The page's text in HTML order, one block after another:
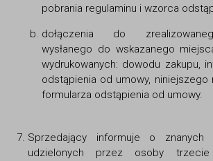
pobrania regulaminu i wzorca
dołączenia do
wysłanego do wskazanego
wydrukowanych: dowodu zakupu,
odstąpienia od umowy, niniejszego
formularza odstąpienia od umowy.
Sprzedający informuje o znanych
udzielonych przez osoby